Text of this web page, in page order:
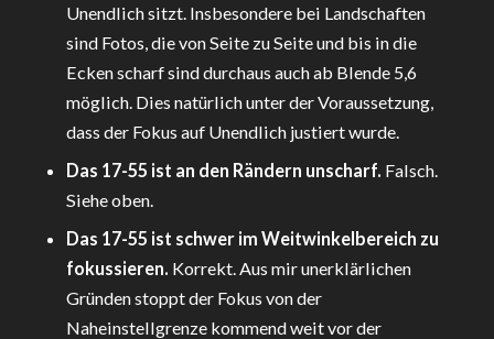
Unendlich sitzt. Insbesondere bei Landschaften
sind Fotos, die von Seite zu Seite und bis in die
Ecken scharf sind durchaus auch ab Blende 5,6
möglich. Dies natürlich unter der Voraussetzung,
dass der Fokus auf Unendlich justiert wurde.
Das 17-55 ist an den Rändern unscharf. Falsch.
Siehe oben.
Das 17-55 ist schwer im Weitwinkelbereich zu
fokussieren. Korrekt. Aus mir unerklärlichen
Gründen stoppt der Fokus von der
Naheinstellgrenze kommend weit vor der